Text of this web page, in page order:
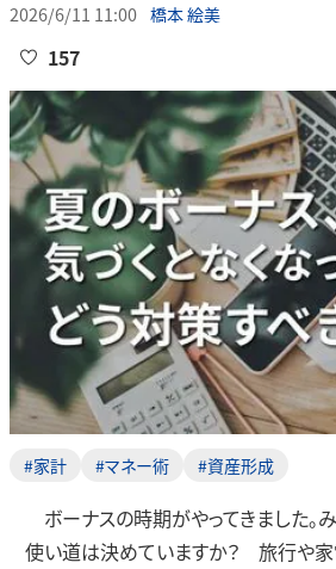
2026/6/11 11:00 橋本 絵美
157
#家計 #マネー術 #資産形成
ボーナスの時期がやってきました。
使い道は決めていますか？ 旅行や家